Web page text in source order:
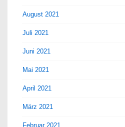
August 2021
Juli 2021
Juni 2021
Mai 2021
April 2021
März 2021
Februar 2021